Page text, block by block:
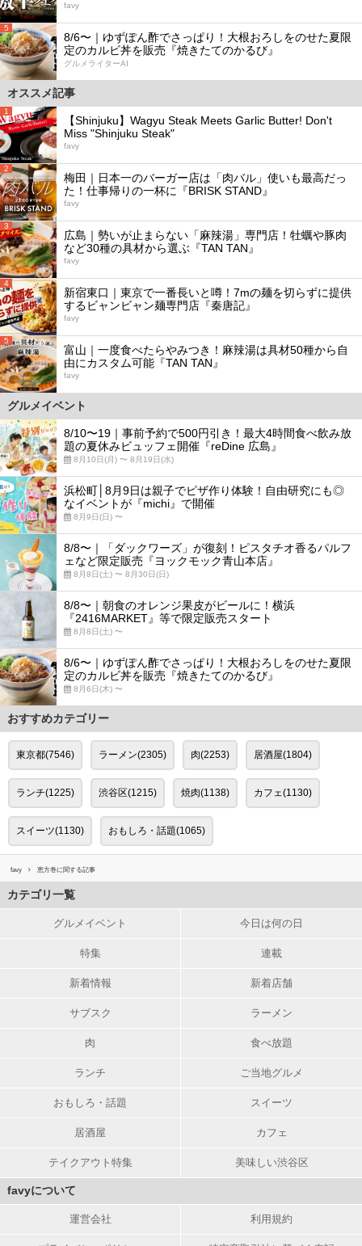
favy
5
8/6〜｜ゆずぽん酢でさっぱり！大根おろしをのせた夏限
定のカルビ丼を販売『焼きたてのかるび』
グルメライターAI
オススメ記事
1
【Shinjuku】Wagyu Steak Meets Garlic Butter! Don't
Miss "Shinjuku Steak"
favy
2
梅田｜日本一のバーガー店は「肉バル」使いも最高だっ
た！仕事帰りの一杯に『BRISK STAND』
favy
3
広島｜勢いが止まらない「麻辣湯」専門店！牡蠣や豚肉
など30種の具材から選ぶ『TAN TAN』
favy
4
新宿東口｜東京で一番長いと噂！7mの麺を切らずに提供
するビャンビャン麺専門店『秦唐記』
favy
5
富山｜一度食べたらやみつき！麻辣湯は具材50種から自
由にカスタム可能『TAN TAN』
favy
グルメイベント
8/10〜19｜事前予約で500円引き！最大4時間食べ飲み放
題の夏休みビュッフェ開催『reDine 広島』
8月10日(月) 〜 8月19日(水)
浜松町│8月9日は親子でピザ作り体験！自由研究にも◎
なイベントが『michi』で開催
8月9日(日) 〜
8/8〜｜「ダックワーズ」が復刻！ピスタチオ香るパルフ
ェなど限定販売『ヨックモック青山本店』
8月8日(土) 〜 8月30日(日)
8/8〜｜朝食のオレンジ果皮がビールに！横浜
『2416MARKET』等で限定販売スタート
8月8日(土) 〜
8/6〜｜ゆずぽん酢でさっぱり！大根おろしをのせた夏限
定のカルビ丼を販売『焼きたてのかるび』
8月6日(木) 〜
おすすめカテゴリー
東京都(7546) ラーメン(2305) 肉(2253) 居酒屋(1804)
ランチ(1225) 渋谷区(1215) 焼肉(1138) カフェ(1130)
スイーツ(1130) おもしろ・話題(1065)
favy 恵方巻に関する記事
カテゴリ一覧
グルメイベント 今日は何の日
特集 連載
新着情報 新着店舗
サブスク ラーメン
肉 食べ放題
ランチ ご当地グルメ
おもしろ・話題 スイーツ
居酒屋 カフェ
テイクアウト特集 美味しい渋谷区
favyについて
運営会社 利用規約